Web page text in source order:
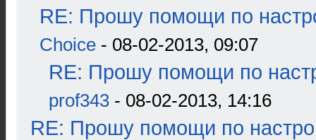
RE: Прошу помощи по
Choice - 08-02-2013, 09:07
RE: Прошу помощи по
prof343 - 08-02-2013, 14:16
RE: Прошу помощи по